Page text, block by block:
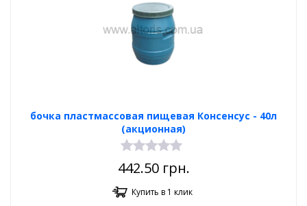
бочка пластмассовая пищевая Консенсус - 40л
(акционная)
442.50грн.
Купить в 1 клик